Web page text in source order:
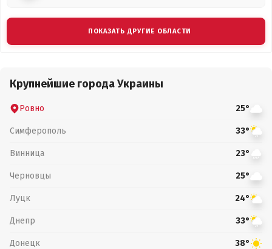
ПОКАЗАТЬ ДРУГИЕ ОБЛАСТИ
Крупнейшие города Украины
Ровно 25°
Симферополь 33°
Винница 23°
Черновцы 25°
Луцк 24°
Днепр 33°
Донецк 38°